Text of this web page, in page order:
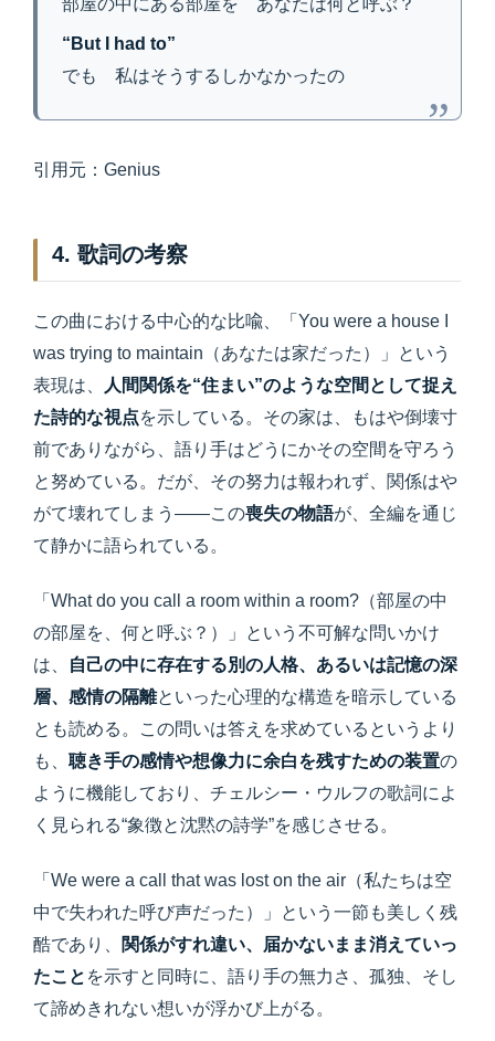
部屋の中にある部屋を あなたは何と呼ぶ？
“But I had to”
でも 私はそうするしかなかったの
引用元：Genius
4. 歌詞の考察
この曲における中心的な比喩、「You were a house I
was trying to maintain（あなたは家だった）」という
表現は、
人間関係を“住まい”のような空間として捉え
た詩的な視点を示している。その家は、もはや倒壊寸
前でありながら、語り手はどうにかその空間を守ろう
と努めている。だが、その努力は報われず、関係はや
がて壊れてしまう――この喪失の物語が、全編を通じ
て静かに語られている。
「What do you call a room within a room?（部屋の中
の部屋を、何と呼ぶ？）」という不可解な問いかけ
は、
自己の中に存在する別の人格、あるいは記憶の深
層、感情の隔離といった心理的な構造を暗示している
とも読める。この問いは答えを求めているというより
も、 聴き手の感情や想像力に余白を残すための装置の
ように機能しており、チェルシー・ウルフの歌詞によ
く見られる“象徴と沈黙の詩学”を感じさせる。
「We were a call that was lost on the air（私たちは空
中で失われた呼び声だった）」という一節も美しく残
酷であり、
関係がすれ違い、届かないまま消えていっ
たこと を示すと同時に、語り手の無力さ、孤独、そし
て諦めきれない想いが浮かび上がる。